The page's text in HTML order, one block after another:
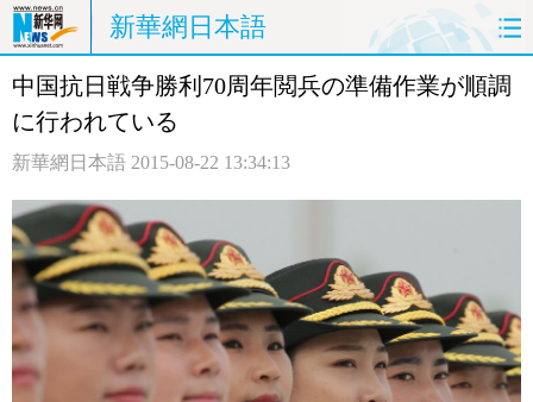
新華網日本語
ホームページ 政治 経済
観光
中日対訳
中国抗日戦争勝利70周年閲兵の準備作業が順調
に行われている
新華網日本語 2015-08-22 13:34:13